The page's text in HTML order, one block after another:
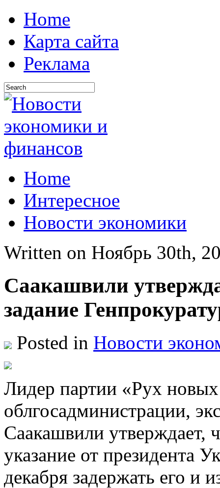
Home
Карта сайта
Реклама
Home
Интересное
Новости экономики
Written on Ноябрь 30th,
Саакашвили
задание
Posted in Новости
Лидeр партии «Рух новых
облгосадминистрации,
Саакашвили утверждает,
указание от президента
декабря задержать его и